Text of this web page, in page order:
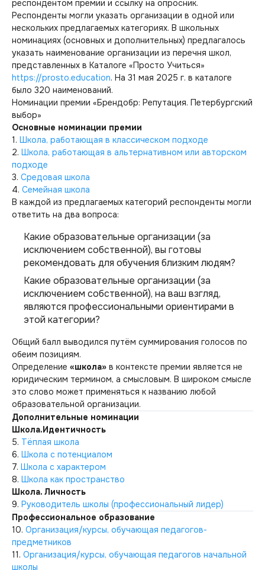
респондентом премии и ссылку на опросник.
Респонденты могли указать организации в одной или
нескольких предлагаемых категориях. В школьных
номинациях (основных и дополнительных) предлагалось
указать наименование организации из перечня школ,
представленных в Каталоге «Просто Учиться»
https://prosto.education. На 31 мая 2025 г. в каталоге
было 320 наименований.
Номинации премии «Брендобр: Репутация. Петербургский
выбор»
Основные номинации премии
1. Школа, работающая в классическом подходе
2. Школа, работающая в альтернативном или авторском
подходе
3. Средовая школа
4. Семейная школа
В каждой из предлагаемых категорий респонденты могли
ответить на два вопроса:
Какие образовательные организации (за
исключением собственной), вы готовы
рекомендовать для обучения близким людям?
Какие образовательные организации (за
исключением собственной), на ваш взгляд,
являются профессиональными ориентирами в
этой категории?
Общий балл выводился путём суммирования голосов по
обеим позициям.
Определение «школа» в контексте премии является не
юридическим термином, а смысловым. В широком смысле
это слово может применяться к названию любой
образовательной организации.
Дополнительные номинации
Школа.Идентичность
5. Тёплая школа
6. Школа с потенциалом
7. Школа с характером
8. Школа как пространство
Школа. Личность
9. Руководитель школы (профессиональный лидер)
Профессиональное образование
10. Организация/курсы, обучающая педагогов-
предметников
11. Организация/курсы, обучающая педагогов начальной
школы